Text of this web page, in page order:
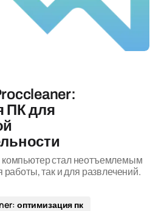
ПК для
стал неотъемлемым
работы, так и для развлечений.
оптимизация пк